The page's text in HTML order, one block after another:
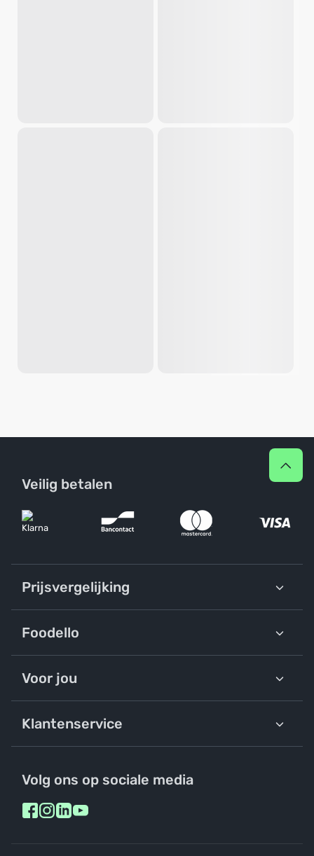
Veilig betalen
Prijsvergelijking
Foodello
Voor jou
Klantenservice
Volg ons op sociale media